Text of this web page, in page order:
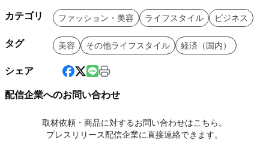
カテゴリ ファッション・美容 ライフスタイル ビジネス
タグ 美容 その他ライフスタイル 経済（国内）
シェア
配信企業へのお問い合わせ
取材依頼・商品に対するお問い合わせはこちら。
プレスリリース配信企業に直接連絡できます。